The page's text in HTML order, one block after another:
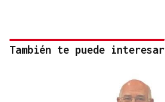
También te puede interesar